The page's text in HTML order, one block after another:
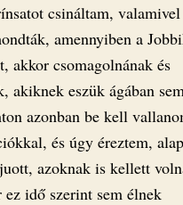
csináltam,
amennyiben a
akkor csomagolnának és
akiknek eszük ágában
azonban be kell
és úgy éreztem,
azoknak is kellett
idő szerint sem élnek